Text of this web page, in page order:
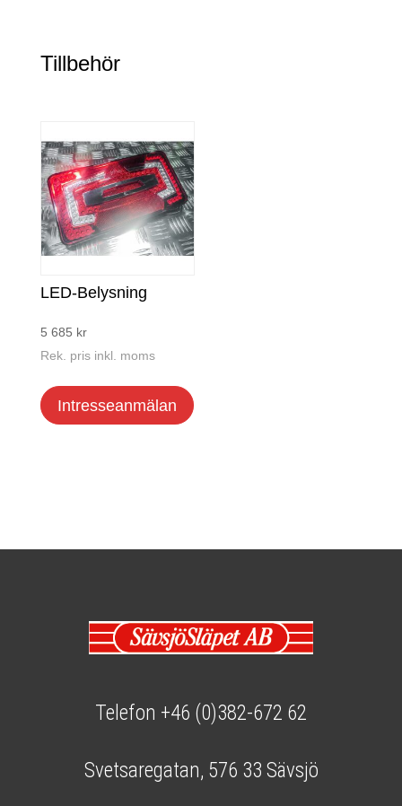
Tillbehör
LED-Belysning
5 685 kr
Rek. pris inkl. moms
Intresseanmälan
Telefon +46 (0)382-672 62
Svetsaregatan, 576 33 Sävsjö